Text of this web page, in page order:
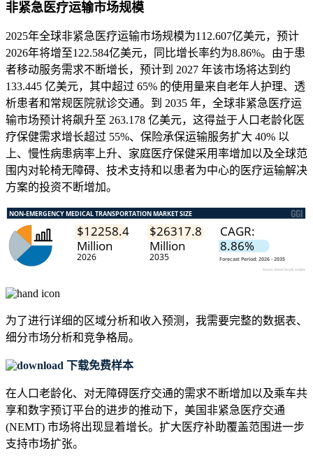
非紧急医疗运输市场规模
2025年全球非紧急医疗运输市场规模为112.607亿美元，预计
2026年将增至122.584亿美元，同比增长率约为8.86%。由于患
者移动服务需求不断增长，预计到 2027 年该市场将达到约
133.445 亿美元，其中超过 65% 的使用量来自老年人护理、透
析患者和常规医院就诊交通。到 2035 年，全球非紧急医疗运
输市场预计将飙升至 263.178 亿美元，这得益于人口老龄化医
疗保健需求增长超过 55%、保险承保运输服务扩大 40% 以
上、慢性病患病率上升、家庭医疗保健采用率增加以及全球范
围内对轮椅无障碍、技术支持和以患者为中心的医疗运输解决
方案的投资不断增加。
为了进行详细的区域分析和收入预测，我需要完整的数据表、
细分市场分析和竞争格局。
下载免费样本
在人口老龄化、对无障碍医疗交通的需求不断增加以及乘车共
享和数字预订平台的进步的推动下，美国非紧急医疗交通
(NEMT) 市场将出现显着增长。扩大医疗补助覆盖范围进一步
支持市场扩张。